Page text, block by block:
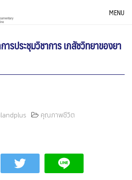
MENU
รประชุมวิชาการ เภสัชวิทยาของยา
คุณภาพชีวิต